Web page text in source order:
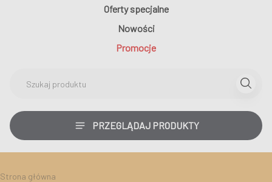
PRZEGLĄDAJ PRODUKTY
Promocje
Nowości
Oferty specjalne
Strona główna